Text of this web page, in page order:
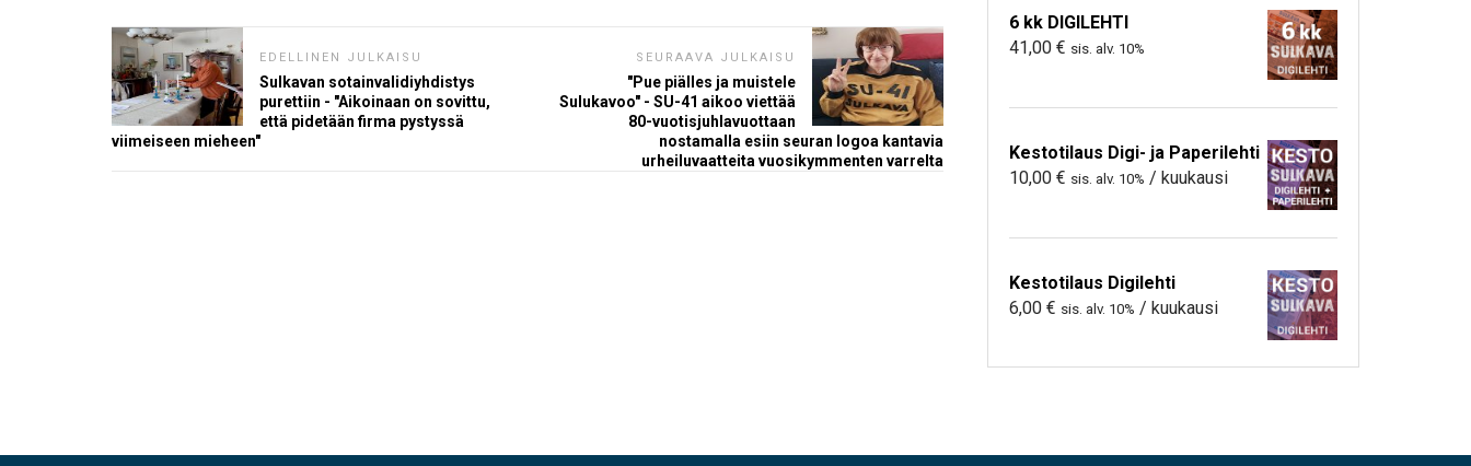
EDELLINEN JULKAISU
Sulkavan sotainvalidiyhdistys
purettiin - "Aikoinaan on sovittu,
että pidetään firma pystyssä
viimeiseen mieheen"
SEURAAVA JULKAISU
"Pue piälles ja muistele
Sulukavoo" - SU-41 aikoo viettää
80-vuotisjuhlavuottaan
nostamalla esiin seuran logoa kantavia
urheiluvaatteita vuosikymmenten varrelta
6 kk DIGILEHTI
41,00 € sis. alv. 10%
Kestotilaus Digi- ja Paperilehti
10,00 € sis. alv. 10% / kuukausi
Kestotilaus Digilehti
6,00 € sis. alv. 10% / kuukausi